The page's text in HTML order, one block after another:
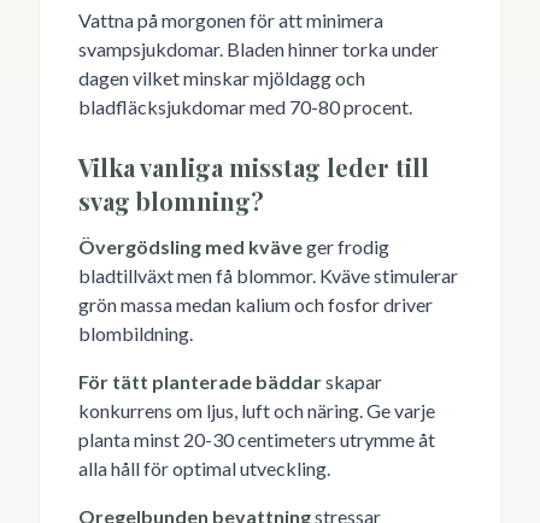
Vattna på morgonen för att minimera
svampsjukdomar. Bladen hinner torka under
dagen vilket minskar mjöldagg och
bladfläcksjukdomar med 70-80 procent.
Vilka vanliga misstag leder till
svag blomning?
Övergödsling med kväveger frodig
bladtillväxt men få blommor. Kväve stimulerar
grön massa medan kalium och fosfor driver
blombildning.
För tätt planterade bäddarskapar
konkurrens om ljus, luft och näring. Ge varje
planta minst 20-30 centimeters utrymme åt
alla håll för optimal utveckling.
Oregelbunden bevattningstressar